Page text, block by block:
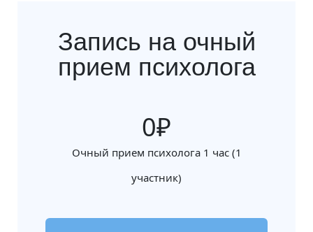
Запись на очный
прием психолога
0
Очный прием психолога 1 час (1
участник)